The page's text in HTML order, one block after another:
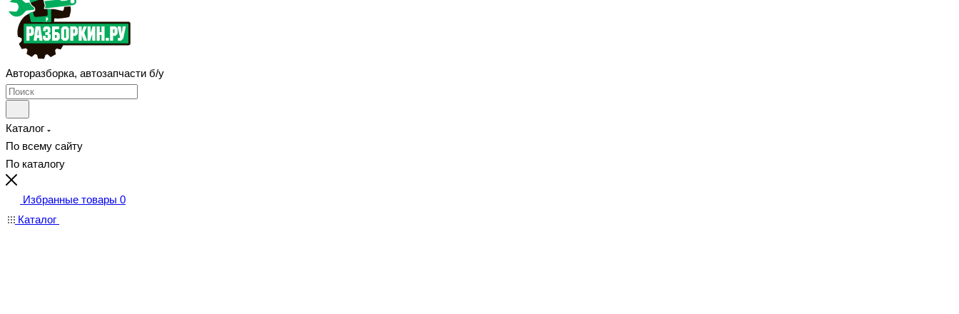
Авторазборка, автозапчасти б/у
Каталог
По всему сайту
По каталогу
Избранные товары 0
Каталог